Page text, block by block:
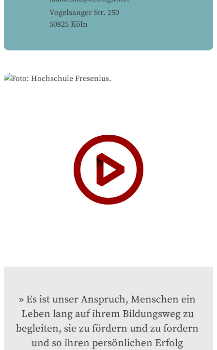
Vogelsanger Str. 250
50825 Köln
Es ist unser Anspruch, Menschen ein
Leben lang auf ihrem Bildungsweg zu
begleiten, sie zu fördern und zu fordern
und so ihren persönlichen Erfolg